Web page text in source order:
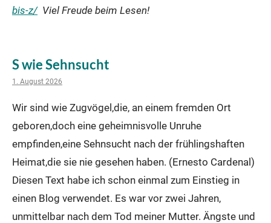
bis-z/Viel Freude beim Lesen!
S wie Sehnsucht
1. August 2026
Wir sind wie Zugvögel,die, an einem fremden Ort
geboren,doch eine geheimnisvolle Unruhe
empfinden,eine Sehnsucht nach der frühlingshaften
Heimat,die sie nie gesehen haben. (Ernesto Cardenal)
Diesen Text habe ich schon einmal zum Einstieg in
einen Blog verwendet. Es war vor zwei Jahren,
unmittelbar nach dem Tod meiner Mutter. Ängste und